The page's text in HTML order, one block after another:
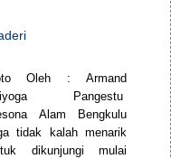
Oleh : Armand
Pangestu
Alam Bengkulu
tidak kalah menarik
dikunjungi mulai